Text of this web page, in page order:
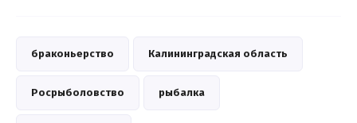
браконьерство Калининградская область
Росрыболовство рыбалка